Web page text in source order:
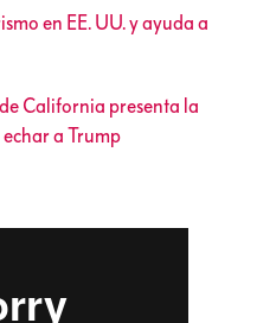
en EE. UU. y ayuda a
California presenta la
a Trump